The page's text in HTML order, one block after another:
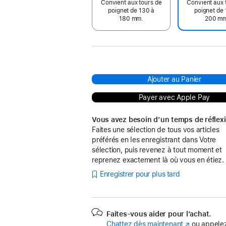
Convient aux tours de
poignet de 130 à
180 mm.
Convient aux
poignet de
200
Ajouter au Panier
Payer avec Apple Pay
Vous avez besoin d’un temps de
Faites une sélection de tous vos articles
préférés en les enregistrant dans Votre
sélection, puis revenez à tout moment et
reprenez exactement là où vous en étiez.
Enregistrer pour plus tard
Faites-vous aider pour l’achat.
Chattez dès maintenant (s’ouvre
ou